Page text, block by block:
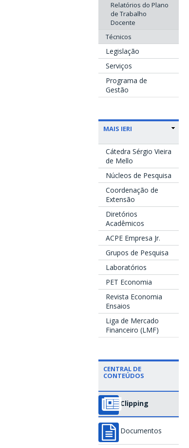
Relatórios do Plano
de Trabalho
Docente
Técnicos
Legislação
Serviços
Programa de
Gestão
MAIS IERI
Cátedra Sérgio Vieira
de Mello
Núcleos de Pesquisa
Coordenação de
Extensão
Diretórios
Acadêmicos
ACPE Empresa Jr.
Grupos de Pesquisa
Laboratórios
PET Economia
Revista Economia
Ensaios
Liga de Mercado
Financeiro (LMF)
CENTRAL DE
CONTEÚDOS
Clipping
Documentos